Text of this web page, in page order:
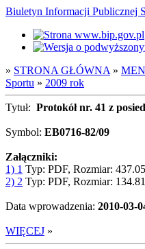
Biuletyn Informacji Publicznej
» STRONA GŁÓWNA »
Sportu » 2009 rok
Tytuł: Protokół nr. 41 z
Symbol: EB0716-82/09
Załączniki:
1) 1 Typ: PDF, Rozmiar:
2) 2 Typ: PDF, Rozmiar:
Data wprowadzenia: 2010-03-
WIĘCEJ »